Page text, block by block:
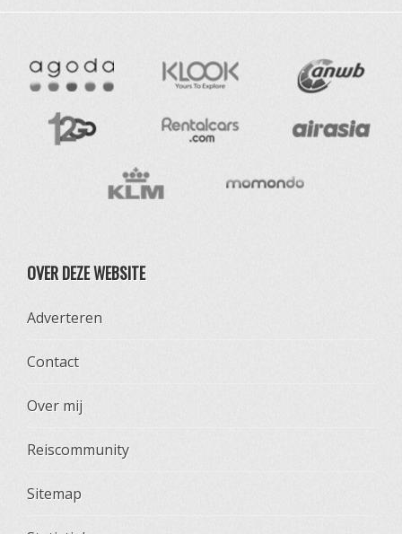
OVER DEZE WEBSITE
Adverteren
Contact
Over mij
Reiscommunity
Sitemap